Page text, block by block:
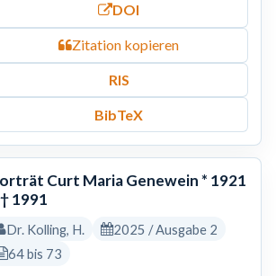
DOI
Zitation kopieren
RIS
BibTeX
Curt Maria Genewein * 1921
1991
Dr. Kolling, H.
2025 / Ausgabe 2
64 bis 73